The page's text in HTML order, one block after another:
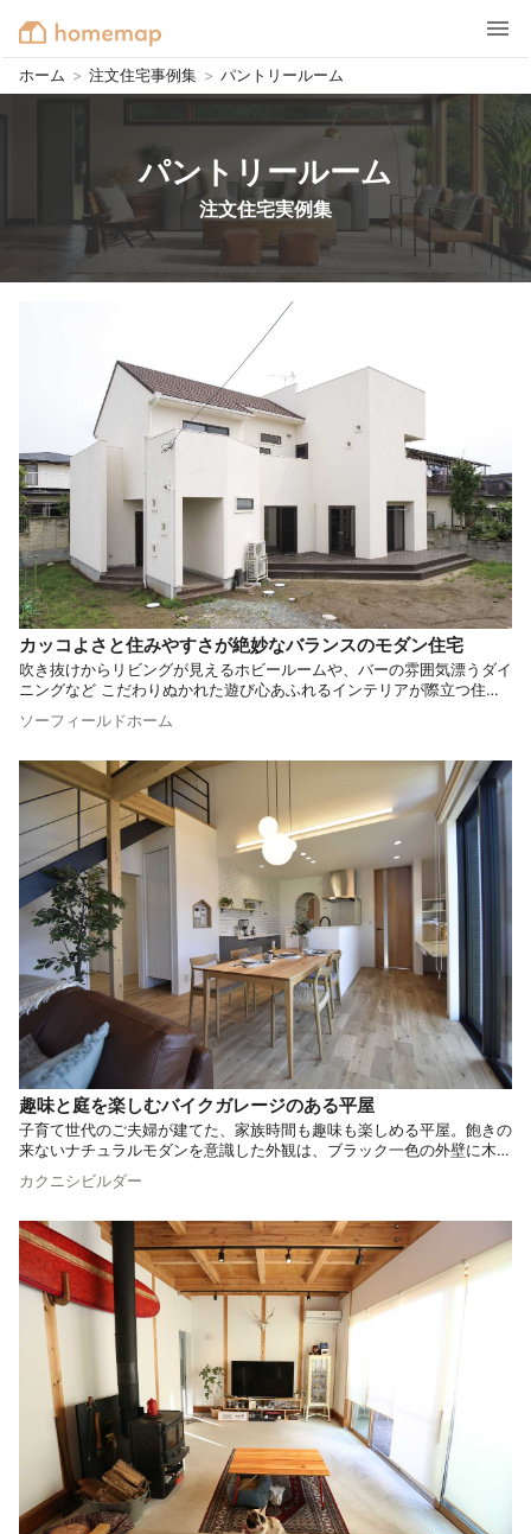
ホーム > 注文住宅事例集 > パントリールーム
パントリールーム
注文住宅実例集
カッコよさと住みやすさが絶妙なバランスのモダン住宅
吹き抜けからリビングが見えるホビールームや、バーの雰囲気漂うダイ
ニングなど こだわりぬかれた遊び心あふれるインテリアが際立つ住ま
いをご紹介します。 一味違った住まいをご検討中の方は必見です。
ソーフィールドホーム
趣味と庭を楽しむバイクガレージのある平屋
子育て世代のご夫婦が建てた、家族時間も趣味も楽しめる平屋。飽きの
来ないナチュラルモダンを意識した外観は、ブラック一色の外壁に木目
の玄関扉を合わせ、よりスタイリッシュな雰囲気に仕上げました。家族
が集まるLDKは、広々した勾配天井と庭とのつながりを意識した窓配置
置いた趣味のバイクを眺められます。
カクニシビルダー